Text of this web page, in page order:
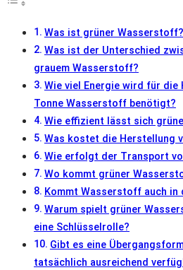
Was ist grüner Wasserstoff?
Was ist der Unterschied
grauem Wasserstoff?
Wie viel Energie wird für die
Tonne Wasserstoff benötigt?
Wie effizient lässt sich
Was kostet die Herstellung
Wie erfolgt der Transport
Wo kommt grüner
Kommt Wasserstoff auch in
Warum spielt grüner
eine Schlüsselrolle?
Gibt es eine
tatsächlich ausreichend